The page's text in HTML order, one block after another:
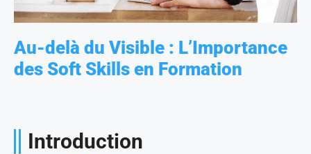
Au-delà du Visible : L’Importance
des Soft Skills en Formation
Introduction